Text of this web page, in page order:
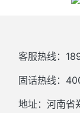
客服热线：
固话热线：
地址：河南省